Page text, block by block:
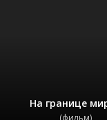
На границе
(фильм)